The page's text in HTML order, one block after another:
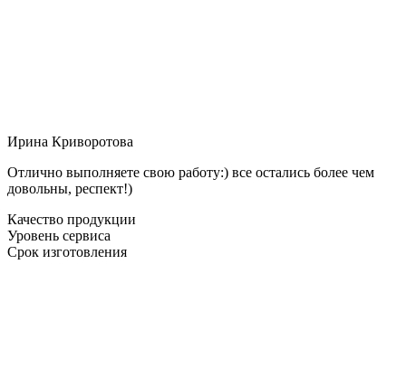
Ирина Криворотова
Отлично выполняете свою работу:) все остались более чем
довольны, респект!)
Качество продукции
Уровень сервиса
Срок изготовления